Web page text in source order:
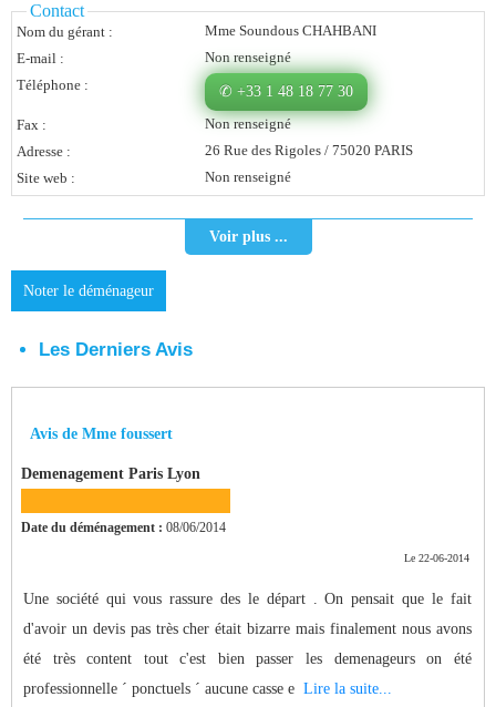
Quels Bénéfices Pour Ma Société ?
Témoignages Adhérents
Donnez Votre Avis
Contact
Contact
Nom du gérant :
Mme Soundous CHAHBANI
E-mail :
Non renseigné
Téléphone :
✆ +33 1 48 18 77 30
Fax :
Non renseigné
Adresse :
26 Rue des Rigoles / 75020 PARIS
Site web :
Non renseigné
Voir plus ...
Noter le déménageur
Les Derniers Avis
Avis de Mme foussert
Demenagement Paris Lyon
Date du déménagement : 08/06/2014
Le 22-06-2014
Une société qui vous rassure des le départ . On pensait que le fait
d'avoir un devis pas très cher était bizarre mais finalement nous avons
été très content tout c'est bien passer les demenageurs on été
professionnelle ´ ponctuels ´ aucune casse e Lire la suite...